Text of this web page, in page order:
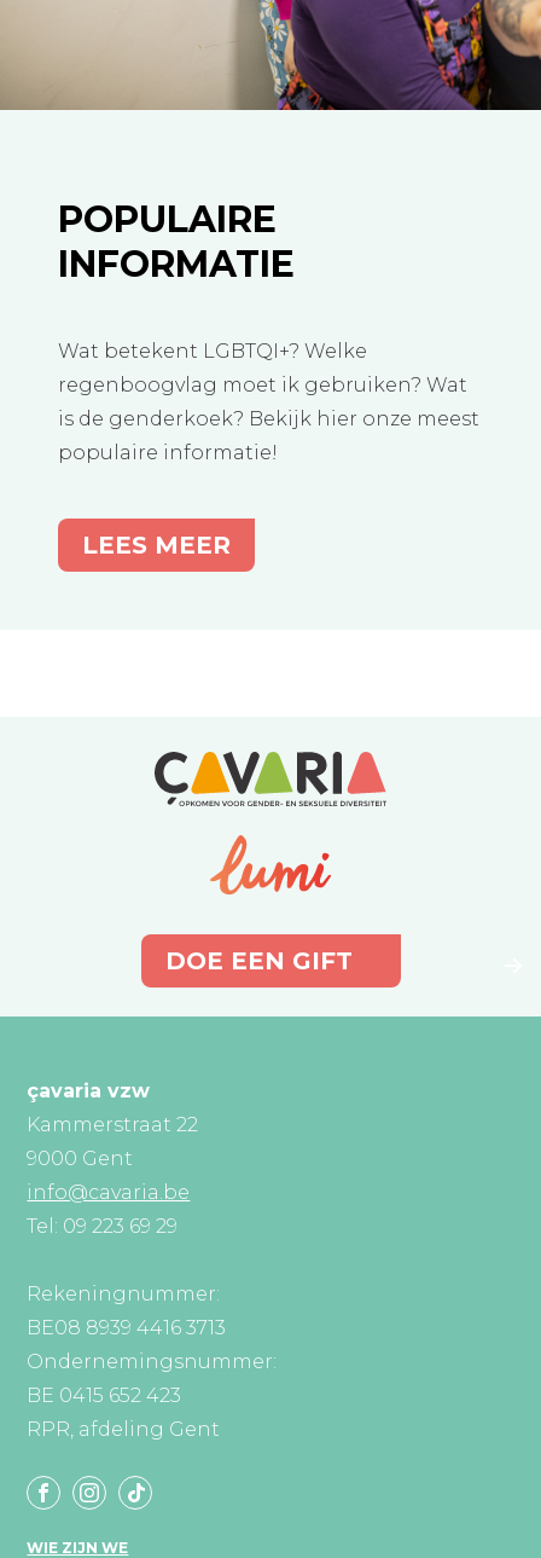
POPULAIRE
INFORMATIE
Wat betekent LGBTQI+? Welke
regenboogvlag moet ik gebruiken? Wat
is de genderkoek? Bekijk hier onze meest
populaire informatie!
LEES MEER
DOE EEN GIFT
çavaria vzw
Kammerstraat 22
9000 Gent
info@cavaria.be
Tel: 09 223 69 29
Rekeningnummer:
BE08 8939 4416 3713
Ondernemingsnummer:
BE 0415 652 423
RPR, afdeling Gent
WIE ZIJN WE